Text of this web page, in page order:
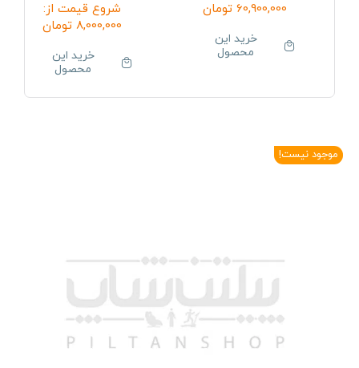
60,900,000 تومان
خرید این
محصول
شروع قیمت از:
8,000,000 تومان
خرید این
محصول
موجود نیست!